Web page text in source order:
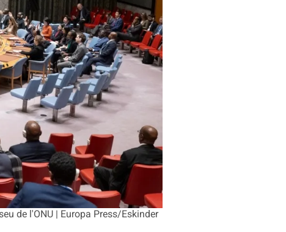
de l'ONU | Europa Press/Eskinder